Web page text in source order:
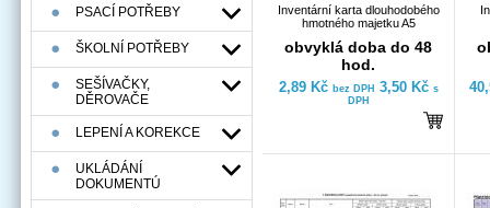
PSACÍ POTŘEBY
ŠKOLNÍ POTŘEBY
SEŠÍVAČKY,
DĚROVAČE
LEPENÍ A KOREKCE
UKLÁDÁNÍ
DOKUMENTÚ
Inventární karta dlouhodobého
hmotného majetku A5
obvyklá doba do 48
hod.
2,89 Kč bez DPH 3,50 Kč s
DPH